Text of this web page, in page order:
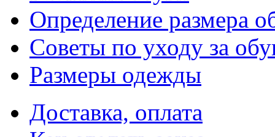
Определение размера
Советы по уходу за
Размеры одежды
Доставка, оплата